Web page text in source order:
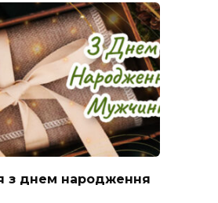
з днем народження